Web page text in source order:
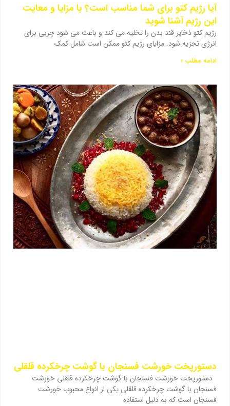
آیا رژیم کتو برای شما مناسب است؟ با مزایا و معایت
این رژیم آشنا شوید
رژیم کتو ذخایر قند بدن را تخلیه می کند و باعث می شود چربی برای
انرژی تجزیه شود. مزایای رژیم کتو ممکن است شامل کمک
ادامه مطلب »
دستورپخت خورشت فسنجان با گوشت چرخکرده قلقلی
دستورپخت خورشت فسنجان با گوشت چرخکرده قلقلی خورشت
فسنجان با گوشت چرخکرده قلقلی یکی از انواع محبوب خورشت
فسنجان است که به دلیل استفاده